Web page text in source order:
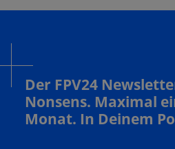
Der FPV24
Nonsens. Maximal
Monat. In Deinem